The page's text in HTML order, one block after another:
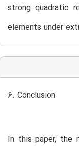
strong quadratic
elements under
6. Conclusion
In this paper, the